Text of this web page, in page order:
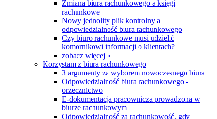
Zmiana biura rachunkowego a księgi
rachunkowe
Nowy jednolity plik kontrolny a
odpowiedzialność biura rachunkowego
Czy biuro rachunkowe musi udzielić
komornikowi informacji o klientach?
zobacz więcej »
Korzystam z biura rachunkowego
3 argumenty za wyborem nowoczesnego biura
Odpowiedzialność biura rachunkowego -
orzecznictwo
E-dokumentacja pracownicza prowadzona w
biurze rachunkowym
Odpowiedzialność za rachunkowość, gdy